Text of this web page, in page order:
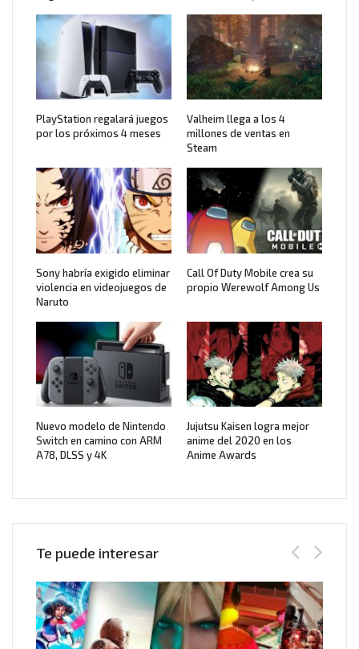
PlayStation regalará juegos
por los próximos 4 meses
Valheim llega a los 4
millones de ventas en
Steam
Sony habría exigido eliminar
violencia en videojuegos de
Naruto
Call Of Duty Mobile crea su
propio Werewolf Among Us
Nuevo modelo de Nintendo
Switch en camino con ARM
A78, DLSS y 4K
Jujutsu Kaisen logra mejor
anime del 2020 en los
Anime Awards
Te puede interesar